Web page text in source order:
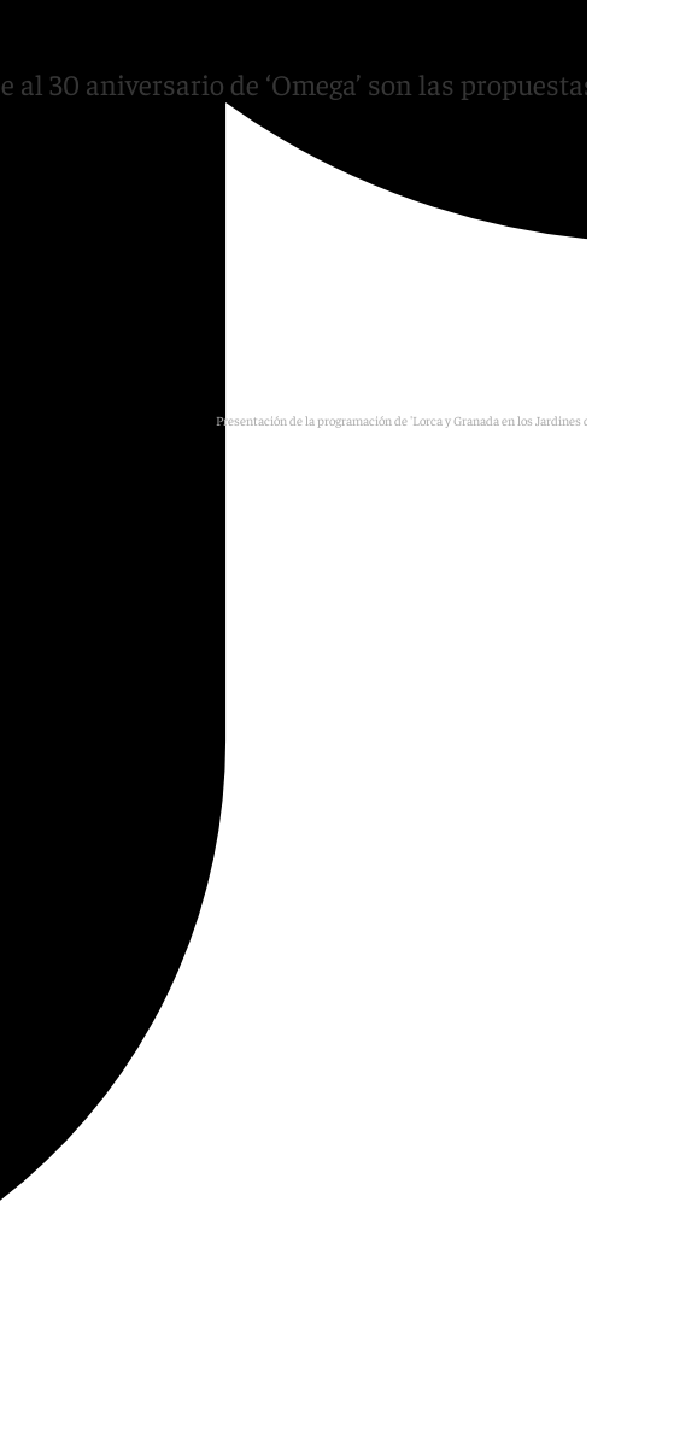
30 aniversario de ‘Omega’ son las propuestas de la
Presentación de la programación de 'Lorca y Granada en los Jardines del Generalife'.